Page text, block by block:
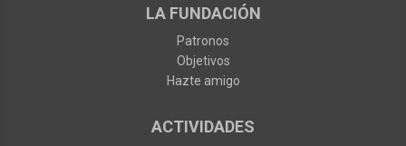
LA FUNDACIÓN
Patronos
Objetivos
Hazte amigo
ACTIVIDADES